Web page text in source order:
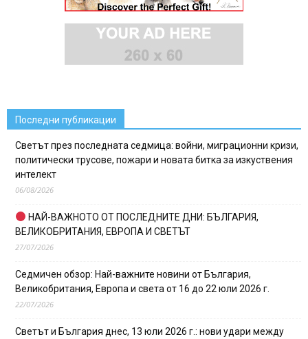
Последни публикации
Светът през последната седмица: войни, миграционни кризи,
политически трусове, пожари и новата битка за изкуствения
интелект
06/08/2026
НАЙ-ВАЖНОТО ОТ ПОСЛЕДНИТЕ ДНИ: БЪЛГАРИЯ,
ВЕЛИКОБРИТАНИЯ, ЕВРОПА И СВЕТЪТ
27/07/2026
Седмичен обзор: Най-важните новини от България,
Великобритания, Европа и света от 16 до 22 юли 2026 г.
22/07/2026
Светът и България днес, 13 юли 2026 г.: нови удари между